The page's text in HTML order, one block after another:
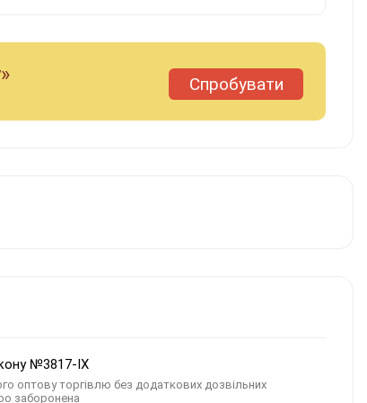
Спробувати
№3817-IX
оптову торгівлю без додаткових дозвільних
заборонена